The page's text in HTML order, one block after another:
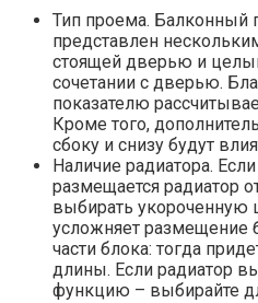
Тип проема. Балконный
представлен
стоящей дверью и
сочетании с дверью.
показателю
Кроме того,
сбоку и снизу будут
Наличие радиатора.
размещается радиатор
выбирать укороченную
усложняет размещение
части блока: тогда
длины. Если радиатор
функцию – выбирайте